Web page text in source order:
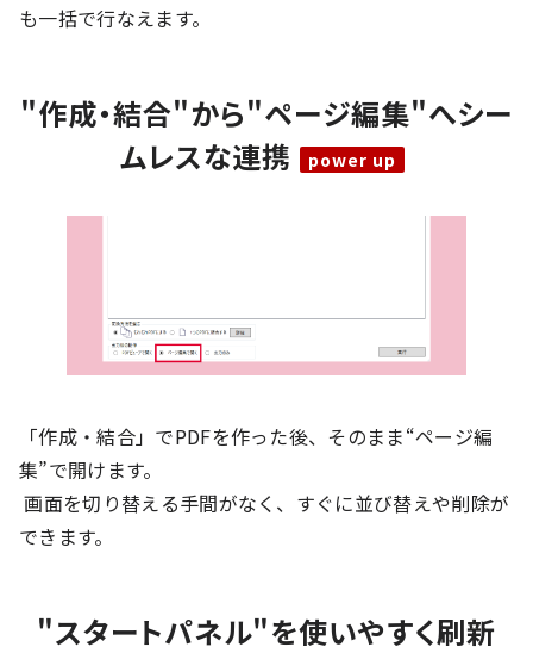
も一括で行なえます。
"作成・結合"から"ページ編集"へシー
ムレスな連携
「作成・結合」でPDFを作った後、そのまま“ページ編
集”で開けます。
画面を切り替える手間がなく、すぐに並び替えや削除が
できます。
"スタートパネル"を使いやすく刷新